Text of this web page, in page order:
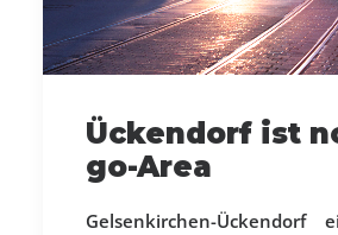
Ückendorf ist
go-Area
Gelsenkirchen-Ückendorf